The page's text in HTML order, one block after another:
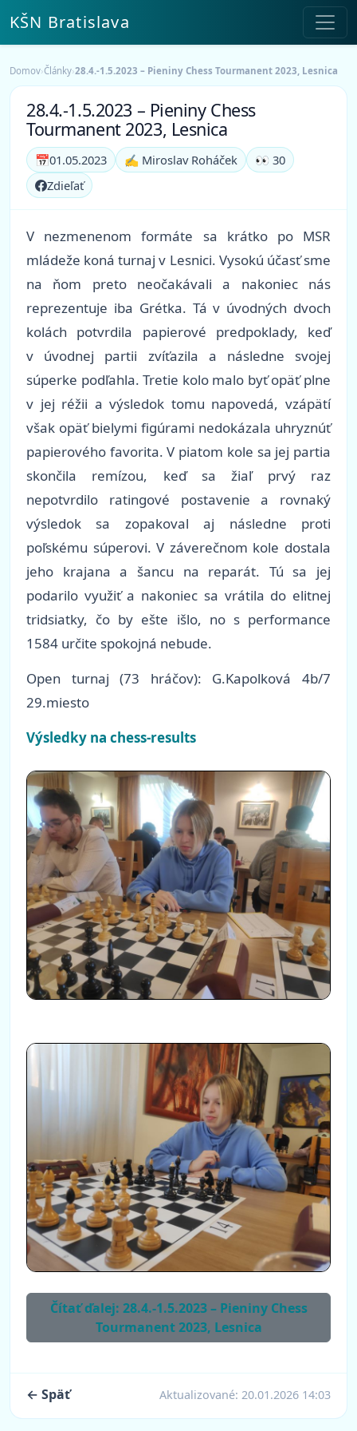
KŠN Bratislava
Domov›Články›28.4.-1.5.2023 – Pieniny Chess Tourmanent 2023, Lesnica
28.4.-1.5.2023 – Pieniny Chess
Tourmanent 2023, Lesnica
📅01.05.2023 ✍️ Miroslav Roháček
👀 30
Zdieľať
V nezmenenom formáte sa krátko po MSR
mládeže koná turnaj v Lesnici. Vysokú účasť sme
na ňom preto neočakávali a nakoniec nás
reprezentuje iba Grétka. Tá v úvodných dvoch
kolách potvrdila papierové predpoklady, keď
v úvodnej partii zvíťazila a následne svojej
súperke podľahla. Tretie kolo malo byť opäť plne
v jej réžii a výsledok tomu napovedá, vzápätí
však opäť bielymi figúrami nedokázala uhryznúť
papierového favorita. V piatom kole sa jej partia
skončila remízou, keď sa žiaľ prvý raz
nepotvrdilo ratingové postavenie a rovnaký
výsledok sa zopakoval aj následne proti
poľskému súperovi. V záverečnom kole dostala
jeho krajana a šancu na reparát. Tú sa jej
podarilo využiť a nakoniec sa vrátila do elitnej
tridsiatky, čo by ešte išlo, no s performance
1584 určite spokojná nebude.
Open turnaj (73 hráčov): G.Kapolková 4b/7
29.miesto
Výsledky na chess-results
Čítať ďalej: 28.4.-1.5.2023 – Pieniny Chess
Tourmanent 2023, Lesnica
← Späť Aktualizované: 20.01.2026 14:03